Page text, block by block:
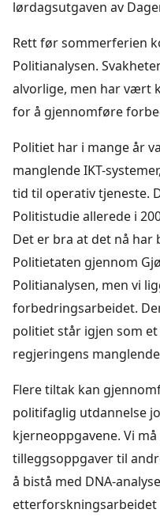
lørdagsutgaven av
Rett før sommerferien
Politianalysen.
alvorlige, men har vært
for å gjennomføre
Politiet har i mange år
manglende IKT-
tid til operativ tjeneste.
Politistudie allerede i
Det er bra at det nå har
Politietaten gjennom
Politianalysen, men vi
forbedringsarbeidet.
politiet står igjen som
regjeringens
Flere tiltak kan
politifaglig utdannelse
kjerneoppgavene. Vi
tilleggsoppgaver til
å bistå med DNA-
etterforskningsarbeidet